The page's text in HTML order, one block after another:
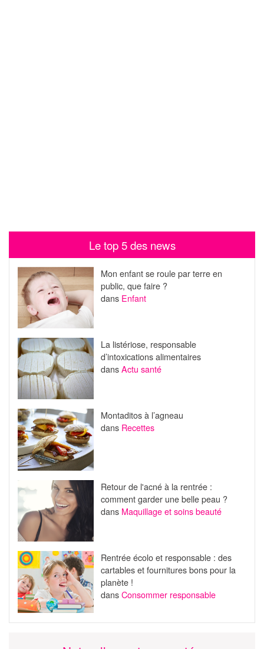
Le top 5 des news
Mon enfant se roule par terre en
public, que faire ?
dans Enfant
La listériose, responsable
d’intoxications alimentaires
dansActu santé
Montaditos à l’agneau
dans Recettes
Retour de l'acné à la rentrée :
comment garder une belle peau ?
dans Maquillage et soins beauté
Rentrée écolo et responsable : des
cartables et fournitures bons pour la
planète !
dansConsommer responsable